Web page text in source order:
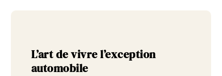
L’art de vivre l’exception
automobile